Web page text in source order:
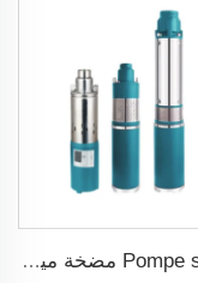
Pompe solaire مضخة مياه شمسية